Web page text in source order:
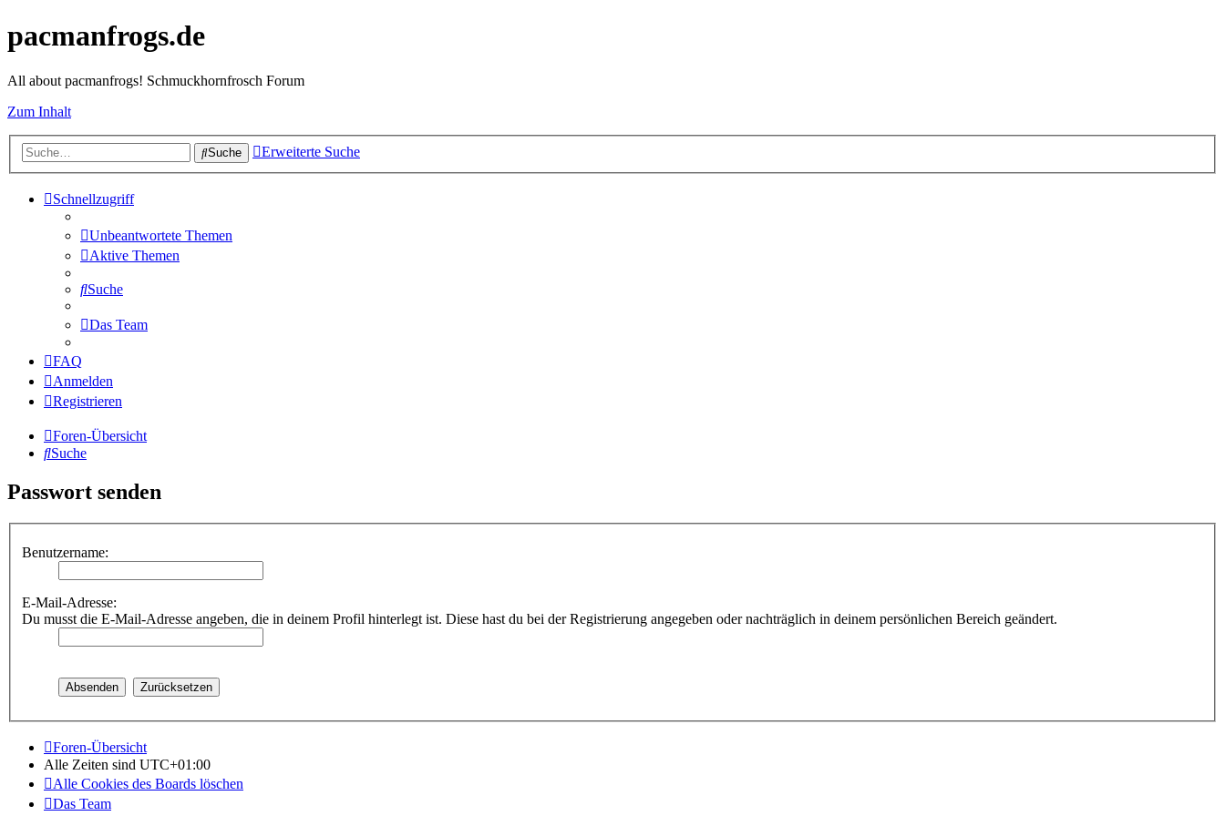
pacmanfrogs.de
All about pacmanfrogs! Schmuckhornfrosch Forum
Zum Inhalt
Suche Erweiterte Suche
Schnellzugriff
Unbeantwortete Themen
Aktive Themen
Suche
Das Team
FAQ
Anmelden
Registrieren
Foren-Übersicht
Suche
Passwort senden
Benutzername:
E-Mail-Adresse:
Du musst die E-Mail-Adresse angeben, die in deinem Profil hinterlegt ist. Diese hast du bei der Registrierung angegeben oder nachträglich in deinem persönlichen Bereich geändert.
Foren-Übersicht
Alle Zeiten sind UTC+01:00
Alle Cookies des Boards löschen
Das Team